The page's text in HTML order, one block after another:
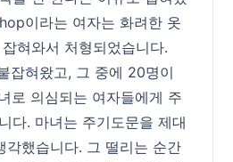
이라는 여자는 화려한 옷
혀와서 처형되었습니다.
잡혀왔고, 그 중에 20명이
로 의심되는 여자들에게 주
다. 마녀는 주기도문을 제대
각했습니다. 그 떨리는 순간